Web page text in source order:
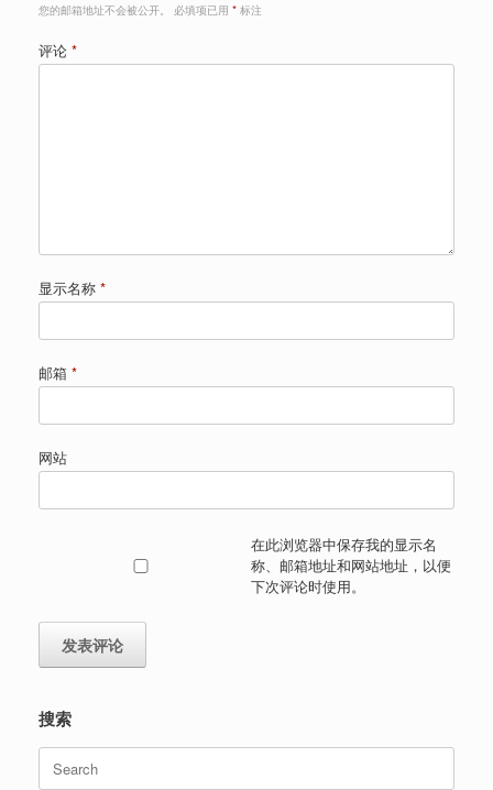
您的邮箱地址不会被公开。 必填项已用 * 标注
评论 *
显示名称 *
邮箱 *
网站
在此浏览器中保存我的显示名
称、邮箱地址和网站地址，以便
下次评论时使用。
搜索
for: